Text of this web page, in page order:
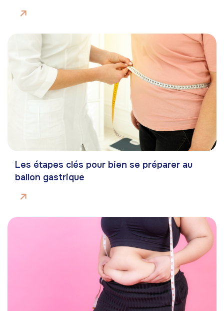
Les étapes clés pour bien se préparer au
ballon gastrique